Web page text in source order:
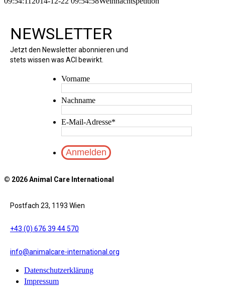
NEWSLETTER
Jetzt den Newsletter abonnieren und
stets wissen was ACI bewirkt.
Vorname
Nachname
E-Mail-Adresse*
© 2026 Animal Care International
Postfach 23, 1193 Wien
+43 (0) 676 39 44 570
info@animalcare-international.org
Datenschutzerklärung
Impressum